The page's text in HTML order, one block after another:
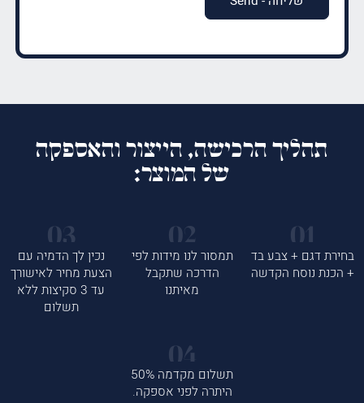
תהליך הרכישה, הייצור והאספקה
של המוצר:
בחירת דגם + צבע בד
+ הכנת נוסח הקדשה
תמסור לנו מידות לפי
הדרכה שתקבל
מאיתנו
נכין לך הדמיה עם
הצעת מחיר לאישורך
עד 3 סקיצות ללא
תשלום
תשלום מקדמה 50%
היתרה לפני אספקה.